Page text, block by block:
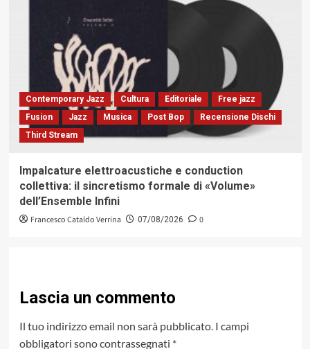
Contemporary Jazz Cultura Editoriale
Free jazz
Fusion
Jazz Musica Post Bop
Recensione Dischi
Third Stream
Impalcature elettroacustiche e conduction
collettiva: il sincretismo formale di «Volume»
dell’Ensemble Infini
Francesco Cataldo Verrina 07/08/2026 0
Lascia un commento
Il tuo indirizzo email non sarà pubblicato. I campi
obbligatori sono contrassegnati *